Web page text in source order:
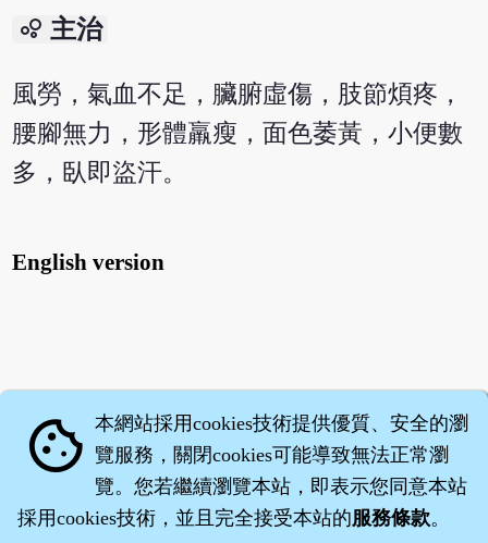
bubble_chart 主治
風勞，氣血不足，臟腑虛傷，肢節煩疼，
腰腳無力，形體羸瘦，面色萎黃，小便數
多，臥即盜汗。
English version
cookie 本網站採用cookies技術提供優質、安全的瀏
覽服務，關閉cookies可能導致無法正常瀏
覽。您若繼續瀏覽本站，即表示您同意本站
採用cookies技術，並且完全接受本站的服務條款。